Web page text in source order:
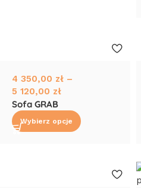
4 350,00 zł –
5 120,00 zł
Sofa GRAB
Wybierz opcje